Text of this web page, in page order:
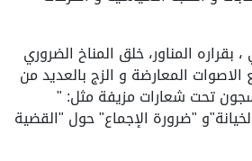
المناور، خلق المناخ الضروري
المعارضة و الزج بالعديد من
تحت شعارات مزيفة مثل: "
"ضرورة الإجماع" حول "القضية